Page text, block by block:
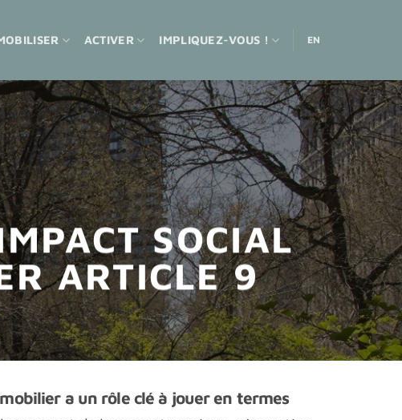
ACTIVER IMPLIQUEZ-VOUS ! EN
SOCIAL
ARTICLE 9
a un rôle clé à jouer en termes